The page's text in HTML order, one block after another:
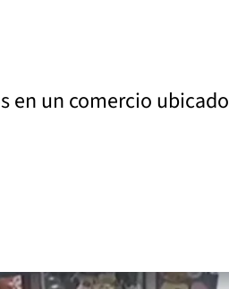
un comercio